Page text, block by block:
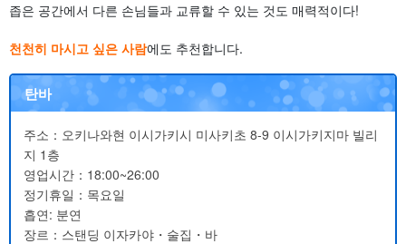
좁은 공간에서 다른 손님들과 교류할 수 있는 것도 매력적이다!
천천히 마시고 싶은 사람에도 추천합니다.
탄바
주소：오키나와현 이시가키시 미사키초 8-9 이시가키지마 빌리
지 1층
영업시간：18:00~26:00
정기휴일：목요일
흡연: 분연
장르：스탠딩 이자카야・술집・바